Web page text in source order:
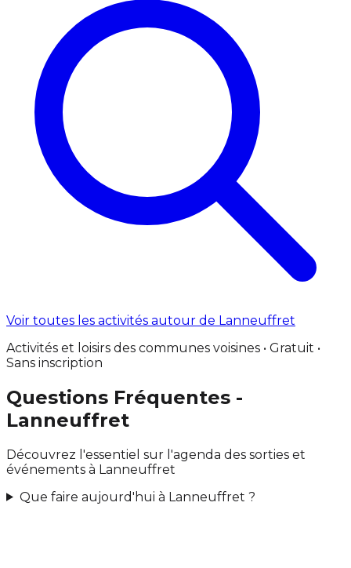
Voir toutes les activités autour de Lanneuffret
Activités et loisirs des communes voisines • Gratuit •
Sans inscription
Questions Fréquentes -
Lanneuffret
Découvrez l'essentiel sur l'agenda des sorties et
événements à Lanneuffret
Que faire aujourd'hui à Lanneuffret ?